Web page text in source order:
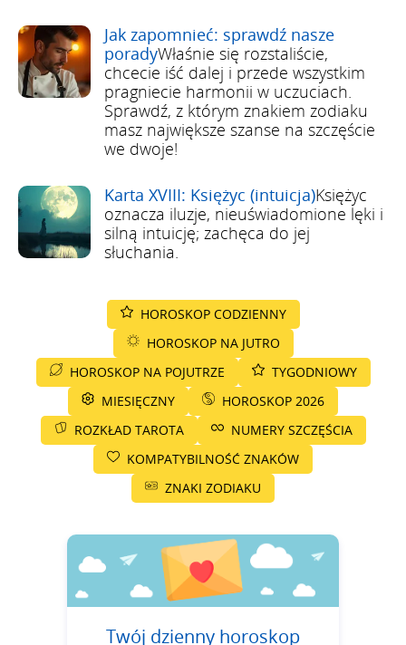
Jak zapomnieć: sprawdź nasze
poradyWłaśnie się rozstaliście,
chcecie iść dalej i przede wszystkim
pragniecie harmonii w uczuciach.
Sprawdź, z którym znakiem zodiaku
masz największe szanse na szczęście
we dwoje!
Karta XVIII: Księżyc (intuicja)Księżyc
oznacza iluzje, nieuświadomione lęki i
silną intuicję; zachęca do jej
słuchania.
HOROSKOP CODZIENNY
HOROSKOP NA JUTRO
HOROSKOP NA POJUTRZE
TYGODNIOWY
MIESIĘCZNY
HOROSKOP 2026
ROZKŁAD TAROTA
NUMERY SZCZĘŚCIA
KOMPATYBILNOŚĆ ZNAKÓW
ZNAKI ZODIAKU
Twój dzienny horoskop